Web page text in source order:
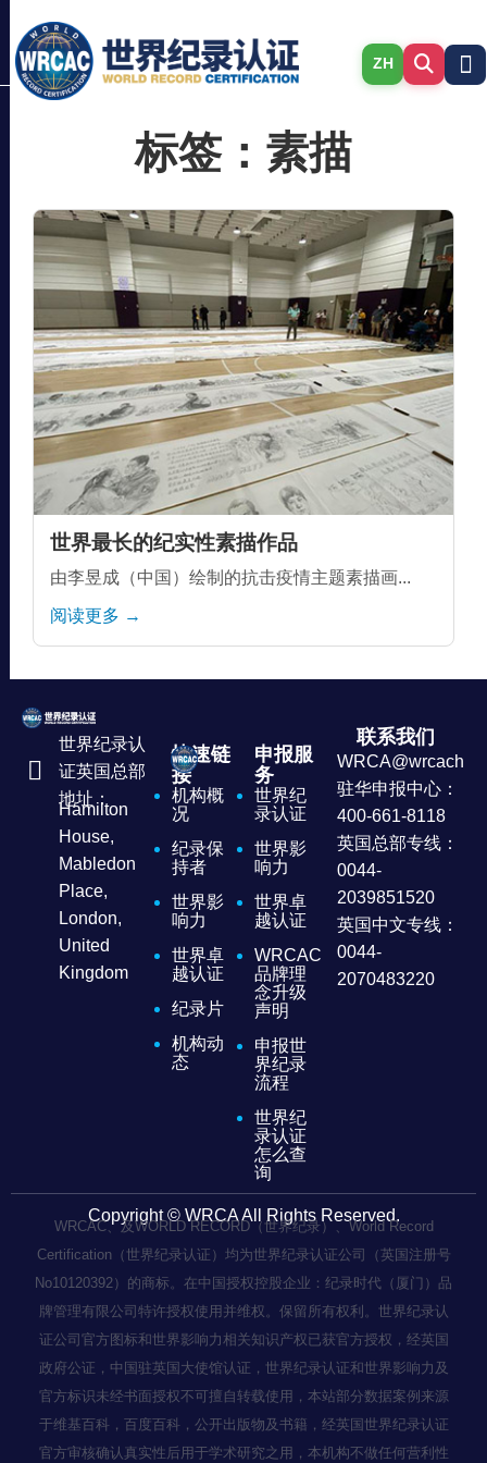
ZH
标签：素描
世界最长的纪实性素描作品
由李昱成（中国）绘制的抗击疫情主题素描画...
阅读更多 →
世界纪录认
证英国总部
地址：
Hamilton
House,
Mabledon
Place,
London,
United
Kingdom
快速链
接
机构概
况
纪录保
持者
世界影
响力
世界卓
越认证
纪录片
机构动
态
申报服
务
世界纪
录认证
世界影
响力
世界卓
越认证
WRCAC
品牌理
念升级
声明
申报世
界纪录
流程
世界纪
录认证
怎么查
询
联系我们
驻华申报中心：
400-661-8118
英国总部专线：
0044-
2039851520
英国中文专线：
0044-
2070483220
Copyright © WRCA All Rights Reserved.
WRCAC、及WORLD RECORD（世界纪录）、World Record
Certification（世界纪录认证）均为世界纪录认证公司（英国注册号
No10120392）的商标。在中国授权控股企业：纪录时代（厦门）品
牌管理有限公司特许授权使用并维权。保留所有权利。世界纪录认
证公司官方图标和世界影响力相关知识产权已获官方授权，经英国
政府公证，中国驻英国大使馆认证，世界纪录认证和世界影响力及
官方标识未经书面授权不可擅自转载使用，本站部分数据案例来源
于维基百科，百度百科，公开出版物及书籍，经英国世界纪录认证
官方审核确认真实性后用于学术研究之用，本机构不做任何营利性